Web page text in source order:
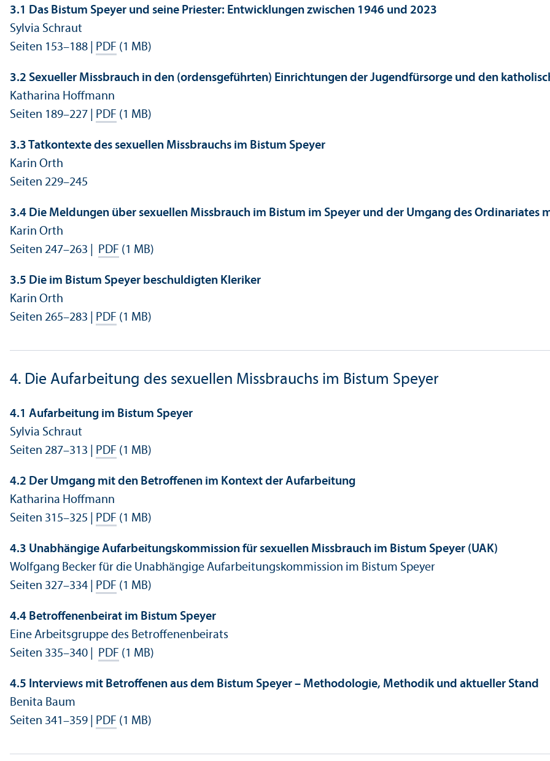
3.1 Das Bistum Speyer und seine Priester: Entwicklungen zwischen 1946 und 2023
Sylvia Schraut
Seiten 153–188 |
PDF (1 MB)
3.2 Sexueller Missbrauch in den (ordensgeführten) Einrichtungen der Jugendfürsorge und den
Katharina Hoffmann
Seiten 189–227 |
PDF (1 MB)
3.3 Tatkontexte des sexuellen Missbrauchs im Bistum Speyer
Karin Orth
Seiten 229–245
3.4 Die Meldungen über sexuellen Missbrauch im Bistum im Speyer und der Umgang des Ordinariates
Karin Orth
Seiten 247–263 |
PDF (1 MB)
3.5 Die im Bistum Speyer beschuldigten Kleriker
Karin Orth
Seiten 265–283 |
PDF (1 MB)
4. Die Aufarbeitung des sexuellen Missbrauchs im Bistum Speyer
4.1 Aufarbeitung im Bistum Speyer
Sylvia Schraut
Seiten 287–313 |
PDF (1 MB)
4.2 Der Umgang mit den Betroffenen im Kontext der Aufarbeitung
Katharina Hoffmann
Seiten 315–325 |
PDF (1 MB)
4.3 Unabhängige Aufarbeitungs­kommission für sexuellen Missbrauch im Bistum Speyer (UAK)
Wolfgang Becker für die Unabhängige Aufarbeitungs­kommission im Bistum Speyer
Seiten 327–334 |
PDF (1 MB)
4.4 Betroffenenbeirat im Bistum Speyer
Eine Arbeits­gruppe des Betroffenenbeirats
Seiten 335–340 |
PDF (1 MB)
4.5 Interviews mit Betroffenen aus dem Bistum Speyer – Methodologie, Methodik und aktueller Stand
Benita Baum
Seiten 341–359 |
PDF (1 MB)